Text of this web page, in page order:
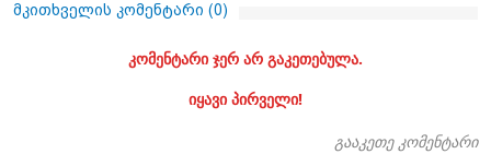
მკითხველის კომენტარი (0)
კომენტარი ჯერ არ გაკეთებულა.
იყავი პირველი!
გააკეთე კომენტარი